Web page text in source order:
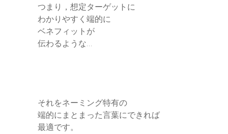
つまり，想定ターゲットに
わかりやすく端的に
ベネフィットが
伝わるような…
それをネーミング特有の
端的にまとまった言葉にできれば
最適です。